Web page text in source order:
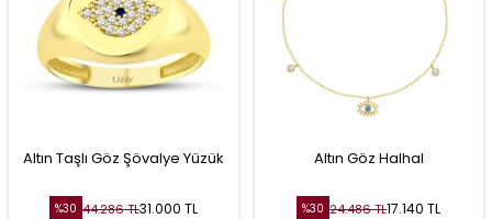
Altın Taşlı Göz Şövalye Yüzük
%30 44.286TL31.000 TL
Altın Göz Halhal
%30 24.486TL17.140 TL